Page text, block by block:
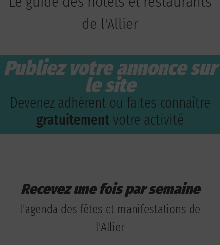
de l'Allier
Publiez votre annonce sur
le site
Devenez adhérent ou faites connaître
gratuitement votre activité
Recevez une fois par semaine
l'agenda des fêtes et manifestations de
l'Allier